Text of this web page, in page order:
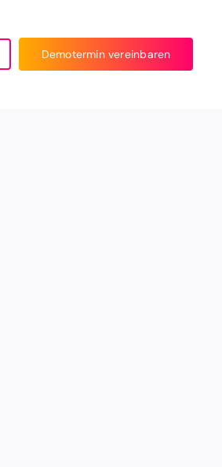
Demotermin vereinbaren